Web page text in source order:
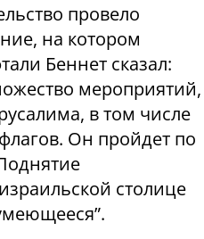
провело
на котором
Беннет сказал:
мероприятий,
в том числе
Он пройдет по
столице